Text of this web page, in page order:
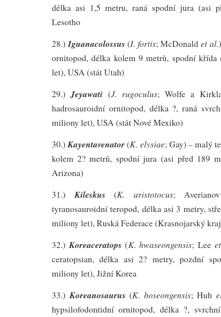
délka asi 1,5 metru, raná spodní jura (asi
Lesotho
28.) Iguanacolossus (I. fortis; McDonaldet al.
ornitopod, délka kolem 9 metrů, spodní
let), USA (stát Utah)
29.)Jeyawati (J. rugoculus; Wolfe a
hadrosauroidní ornitopod, délka ?, raná
miliony let), USA (stát Nové Mexiko)
30.)Kayentavenator(K. elysiae; Gay) – malý
kolem 2? metrů, spodní jura (asi před 189
Arizona)
31.) Kileskus (K. aristotocus;
tyranosauroidní teropod, délka asi 3 metry,
miliony let), Ruská Federace (Krasnojarský
32.) Koreaceratops (K. hwaseongensis; Lee
ceratopsian, délka asi 2? metry, pozdní
miliony let), Jižní Korea
33.) Koreanosaurus(K. boseongensis; Huh
hypsilofodontidní ornitopod, délka ?,